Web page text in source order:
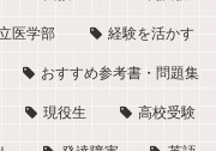
医学部 経験を活かす
おすすめ参考書・問題集
現役生 高校受験